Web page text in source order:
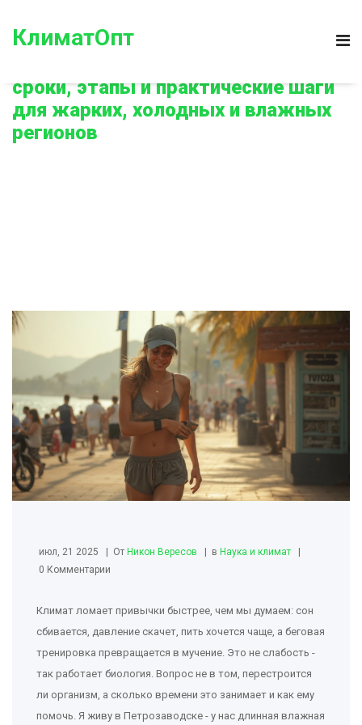
КлиматОпт
сроки, этапы и практические шаги
для жарких, холодных и влажных
регионов
июл, 21 2025 От Никон Вересов в Наука и климат
0 Комментарии
Климат ломает привычки быстрее, чем мы думаем: сон
сбивается, давление скачет, пить хочется чаще, а беговая
тренировка превращается в мучение. Это не слабость -
так работает биология. Вопрос не в том, перестроится
ли организм, а сколько времени это занимает и как ему
помочь. Я живу в Петрозаводске - у нас длинная влажная